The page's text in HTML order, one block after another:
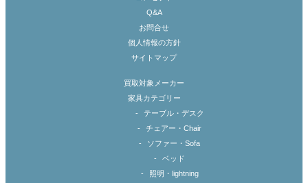
Q&A
お問合せ
個人情報の方針
サイトマップ
買取対象メーカー
家具カテゴリー
テーブル・デスク
チェアー・Chair
ソファー・Sofa
ベッド
照明・lightning